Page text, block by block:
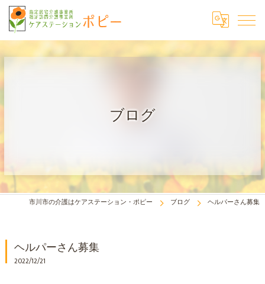
ブログ
市川市の介護はケアステーション・ポピー ブログ ヘルパーさん募集
ヘルパーさん募集
2022/12/21